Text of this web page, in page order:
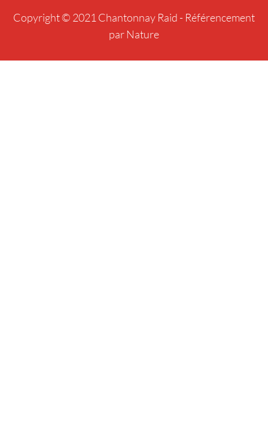
Copyright © 2021 Chantonnay Raid - Référencement
par Nature